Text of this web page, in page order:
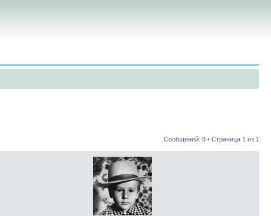
Сообщений: 8 • Страница 1 из 1